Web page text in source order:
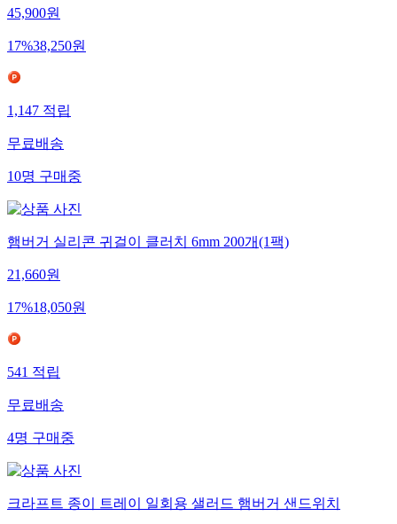
45,900원
17%38,250원
1,147적립
무료배송
10명구매중
햄버거 실리콘 귀걸이 클러치 6mm 200개(1팩)
21,660원
17%18,050원
541적립
무료배송
4명구매중
크라프트 종이 트레이 일회용 샐러드 햄버거 샌드위치